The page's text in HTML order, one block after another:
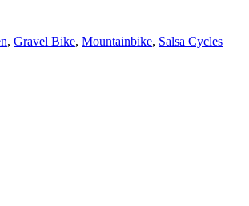
, Gravel Bike, Mountainbike, Salsa Cycles